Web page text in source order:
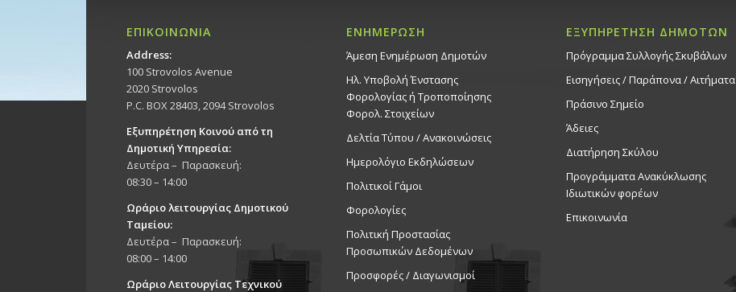
ΕΠΙΚΟΙΝΩΝΙΑ
Address:
100 Strovolos Avenue
2020 Strovolos
P.C. BOX 28403, 2094 Strovolos
Εξυπηρέτηση Κοινού από τη
Δημοτική Υπηρεσία:
Δευτέρα – Παρασκευή:
08:30 – 14:00
Ωράριο λειτουργίας Δημοτικού
Ταμείου:
Δευτέρα – Παρασκευή:
08:00 – 14:00
Ωράριο Λειτουργίας Τεχνικού
ΕΝΗΜΕΡΩΣΗ
Άμεση Ενημέρωση Δημοτών
Ηλ. Υποβολή Ένστασης
Φορολογίας ή Τροποποίησης
Φορολ. Στοιχείων
Δελτία Τύπου / Ανακοινώσεις
Ημερολόγιο Εκδηλώσεων
Πολιτικοί Γάμοι
Φορολογίες
Πολιτική Προστασίας
Προσωπικών Δεδομένων
Προσφορές / Διαγωνισμοί
ΕΞΥΠΗΡΕΤΗΣΗ ΔΗΜΟΤΩΝ
Πρόγραμμα Συλλογής Σκυβάλων
Εισηγήσεις / Παράπονα / Αιτήματα
Πράσινο Σημείο
Άδειες
Διατήρηση Σκύλου
Προγράμματα Ανακύκλωσης
Ιδιωτικών φορέων
Επικοινωνία